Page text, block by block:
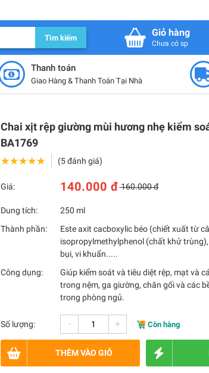
Tìm kiếm Giỏ hàng
Chưa có sp
Thanh toán
Giao Hàng & Thanh Toán Tại Nhà
Chai xịt rệp giường mùi hương nhẹ kiểm
BA1769
★★★★★
★★★★★ (5 đánh giá)
Giá: 140.000 đ160.000 đ
Dung tích:
250 ml
Thành phần:
Este axit cacboxylic béo (chiết xuất từ
isopropylmethylphenol (chất khử
bụi, vi khuẩn.....
Công dụng:
Giúp kiểm soát và tiêu diệt rệp, mạt và
trong nệm, ga giường, chăn gối và các
trong phòng ngủ.
Số lượng: - + Còn hàng
THÊM VÀO GIỎ